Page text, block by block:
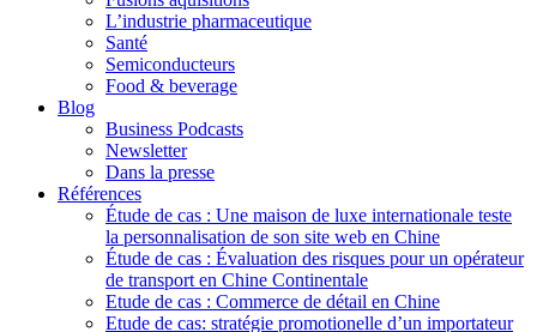
L’industrie pharmaceutique
Santé
Semiconducteurs
Food & beverage
Blog
Business Podcasts
Newsletter
Dans la presse
Références
Étude de cas : Une maison de luxe internationale teste
la personnalisation de son site web en Chine
Étude de cas : Évaluation des risques pour un opérateur
de transport en Chine Continentale
Etude de cas : Commerce de détail en Chine
Etude de cas: stratégie promotionelle d’un importateur